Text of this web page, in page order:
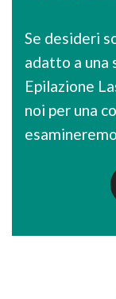
Se desideri
adatto a una
Epilazione
noi per una